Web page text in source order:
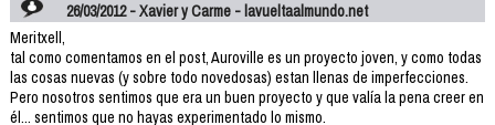
26/03/2012 - Xavier y Carme - lavueltaalmundo.net
Meritxell,
tal como comentamos en el post, Auroville es un proyecto joven, y como todas
las cosas nuevas (y sobre todo novedosas) estan llenas de imperfecciones.
Pero nosotros sentimos que era un buen proyecto y que valía la pena creer en
él... sentimos que no hayas experimentado lo mismo.